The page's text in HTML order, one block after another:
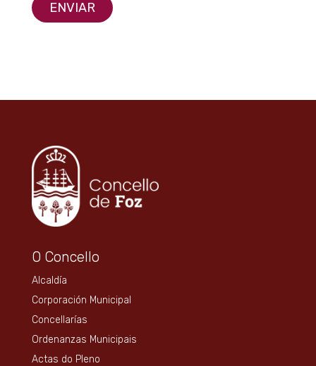
O Concello
Alcaldía
Corporación Municipal
Concellarías
Ordenanzas Municipais
Actas do Pleno